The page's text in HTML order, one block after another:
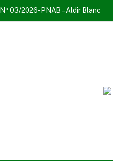
03/2026-PNAB – Aldir Blanc